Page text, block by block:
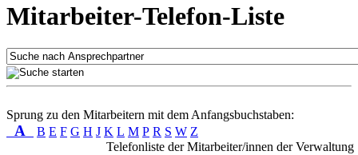
Mitarbeiter-Telefon-Liste
Sprung zu den Mitarbeitern mit dem Anfangsbuchstaben:
A B E F G H J K L M P R S W Z
Telefonliste der Mitarbeiter/innen der Verwaltung